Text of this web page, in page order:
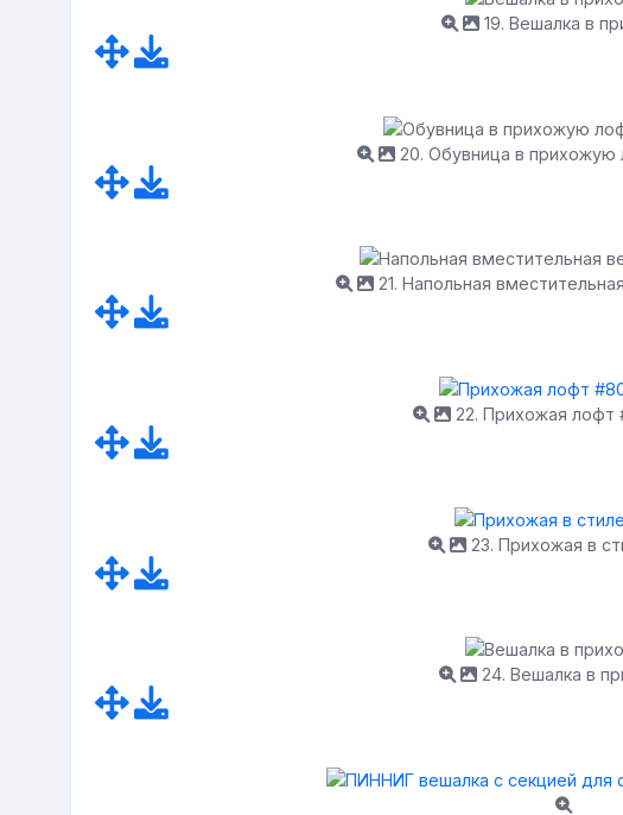
19. Вешалка в
20. Обувница в прихожую
21. Напольная
22. Прихожая лофт
23. Прихожая в
24. Вешалка в